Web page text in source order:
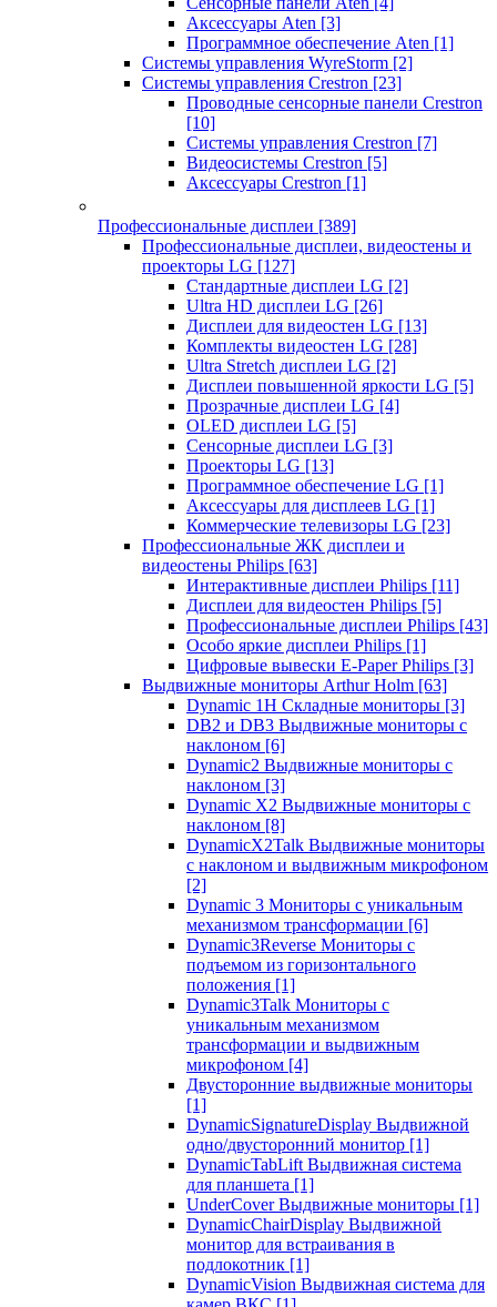
Аксессуары Aten [3]
Программное обеспечение Aten [1]
Системы управления WyreStorm [2]
Системы управления Crestron [23]
Проводные сенсорные панели Crestron
[10]
Системы управления Crestron [7]
Видеосистемы Crestron [5]
Аксессуары Crestron [1]
Профессиональные дисплеи [389]
Профессиональные дисплеи, видеостены и
проекторы LG [127]
Стандартные дисплеи LG [2]
Ultra HD дисплеи LG [26]
Дисплеи для видеостен LG [13]
Комплекты видеостен LG [28]
Ultra Stretch дисплеи LG [2]
Дисплеи повышенной яркости LG [5]
Прозрачные дисплеи LG [4]
OLED дисплеи LG [5]
Сенсорные дисплеи LG [3]
Проекторы LG [13]
Программное обеспечение LG [1]
Аксессуары для дисплеев LG [1]
Коммерческие телевизоры LG [23]
Профессиональные ЖК дисплеи и
видеостены Philips [63]
Интерактивные дисплеи Philips [11]
Дисплеи для видеостен Philips [5]
Профессиональные дисплеи Philips [43]
Особо яркие дисплеи Philips [1]
Цифровые вывески E-Paper Philips [3]
Выдвижные мониторы Arthur Holm [63]
Dynamic 1Н Складные мониторы [3]
DB2 и DB3 Выдвижные мониторы с
наклоном [6]
Dynamic2 Выдвижные мониторы с
наклоном [3]
Dynamic X2 Выдвижные мониторы с
наклоном [8]
DynamicX2Talk Выдвижные мониторы
с наклоном и выдвижным микрофоном
[2]
Dynamic 3 Мониторы с уникальным
механизмом трансформации [6]
Dynamic3Reverse Мониторы с
подъемом из горизонтального
положения [1]
Dynamic3Talk Мониторы с
уникальным механизмом
трансформации и выдвижным
микрофоном [4]
Двусторонние выдвижные мониторы
[1]
DynamicSignatureDisplay Выдвижной
одно/двусторонний монитор [1]
DynamicTabLift Выдвижная система
для планшета [1]
UnderCover Выдвижные мониторы [1]
DynamicChairDisplay Выдвижной
монитор для встраивания в
подлокотник [1]
DynamicVision Выдвижная система для